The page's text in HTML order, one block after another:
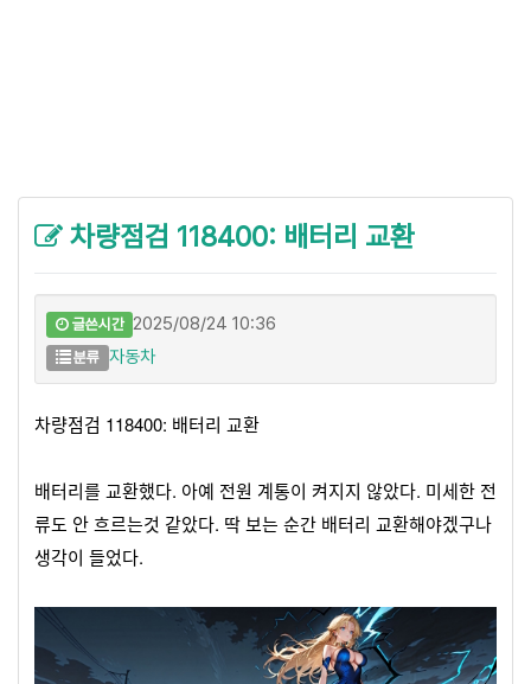
차량점검 118400: 배터리 교환
글쓴시간 2025/08/24 10:36
분류 자동차
차량점검 118400: 배터리 교환
배터리를 교환했다. 아예 전원 계통이 켜지지 않았다. 미세한 전
류도 안 흐르는것 같았다. 딱 보는 순간 배터리 교환해야겠구나
생각이 들었다.